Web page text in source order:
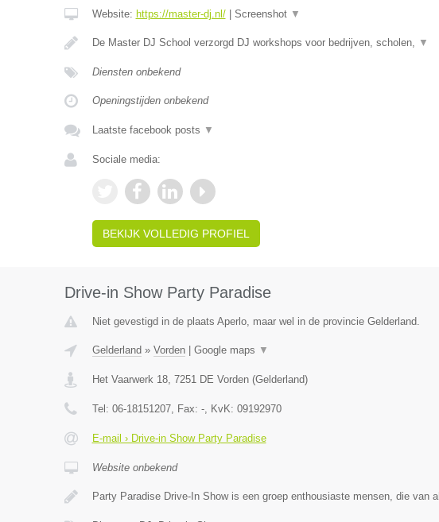
Website: https://master-dj.nl/| Screenshot ▼
De Master DJ School verzorgd DJ workshops voor bedrijven, scholen, ▼
Diensten onbekend
Openingstijden onbekend
Laatste facebook posts ▼
Sociale media:
BEKIJK VOLLEDIG PROFIEL
Drive-in Show Party Paradise
Niet gevestigd in de plaats Aperlo, maar wel in de provincie Gelderland.
Gelderland » Vorden| Google maps ▼
Het Vaarwerk 18, 7251 DE Vorden(Gelderland)
Tel: 06-18151207, Fax: -, KvK: 09192970
E-mail › Drive-in Show Party Paradise
Website onbekend
Party Paradise Drive-In Show is een groep enthousiaste mensen, die van al